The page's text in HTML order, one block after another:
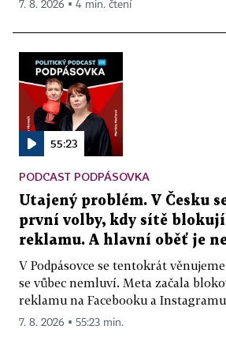
7. 8. 2026 ▪ 4 min. čtení
55:23
PODCAST PODPÁSOVKA
Utajený problém. V Česku
první volby, kdy sítě
reklamu. A hlavní oběť je
V Podpásovce se tentokrát
se vůbec nemluví. Meta začala
reklamu na Facebooku a Instagramu
7. 8. 2026 ▪ 55:23 min.